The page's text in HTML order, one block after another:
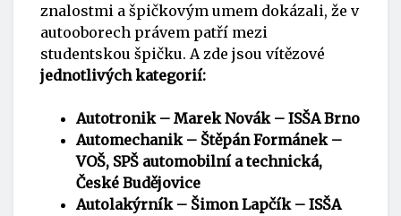
znalostmi a špičkovým umem dokázali, že v
autooborech právem patří mezi
studentskou špičku. A zde jsou vítězové
jednotlivých kategorií:
Autotronik – Marek Novák – ISŠA Brno
Automechanik – Štěpán Formánek –
VOŠ, SPŠ automobilní a technická,
České Budějovice
Autolakýrník – Šimon Lapčík – ISŠA